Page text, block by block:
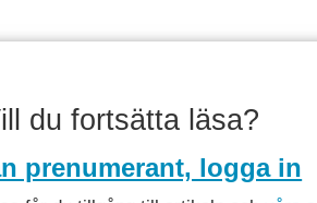
du fortsätta läsa?
prenumerant, logga in